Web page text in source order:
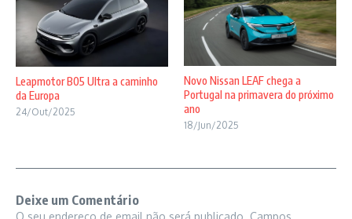
Leapmotor B05 Ultra a caminho
da Europa
24/Out/2025
Novo Nissan LEAF chega a
Portugal na primavera do próximo
ano
18/Jun/2025
Deixe um Comentário